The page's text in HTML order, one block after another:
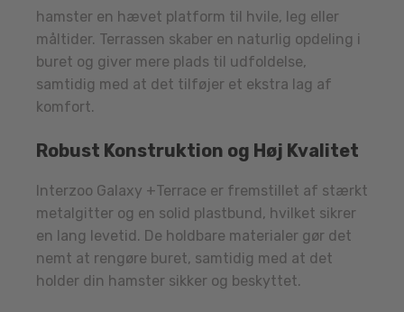
hamster en hævet platform til hvile, leg eller
måltider. Terrassen skaber en naturlig opdeling i
buret og giver mere plads til udfoldelse,
samtidig med at det tilføjer et ekstra lag af
komfort.
Robust Konstruktion og Høj Kvalitet
Interzoo Galaxy +Terrace er fremstillet af stærkt
metalgitter og en solid plastbund, hvilket sikrer
en lang levetid. De holdbare materialer gør det
nemt at rengøre buret, samtidig med at det
holder din hamster sikker og beskyttet.